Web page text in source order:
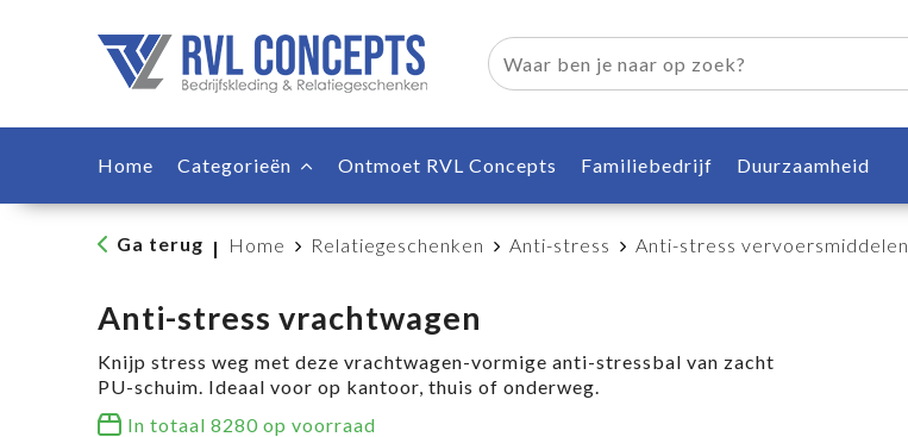
Home Categorieën Ontmoet RVL Concepts Familiebedrijf Duurzaamheid
Ga terug | Home Relatiegeschenken Anti-stress Anti-stress vervoersmiddelen
Anti-stress vrachtwagen
Knijp stress weg met deze vrachtwagen-vormige anti-stressbal van zacht
PU-schuim. Ideaal voor op kantoor, thuis of onderweg.
In totaal 8280 op voorraad